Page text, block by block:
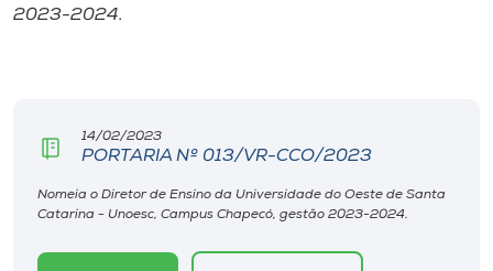
2023-2024.
14/02/2023
PORTARIA Nº 013/VR-CCO/2023
Nomeia o Diretor de Ensino da Universidade do Oeste de Santa
Catarina - Unoesc, Campus Chapecó, gestão 2023-2024.